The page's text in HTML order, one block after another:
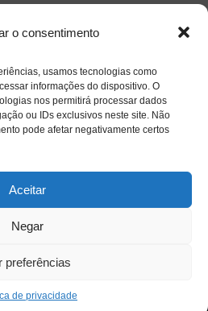
o consentimento
usamos tecnologias como
informações do dispositivo. O
nos permitirá processar dados
ou IDs exclusivos neste site. Não
pode afetar negativamente certos
Aceitar
Negar
preferências
de privacidade
Entrar
conta?Registrar agora
- Todos os direitos reservados